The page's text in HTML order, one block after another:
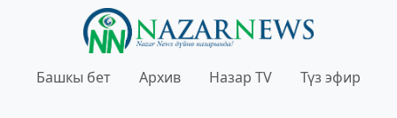
Башкы бет Архив Назар TV Түз эфир